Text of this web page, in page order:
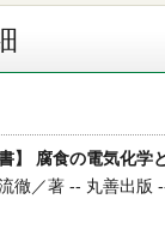
書】 腐食の電気化学
徹／著 -- 丸善出版